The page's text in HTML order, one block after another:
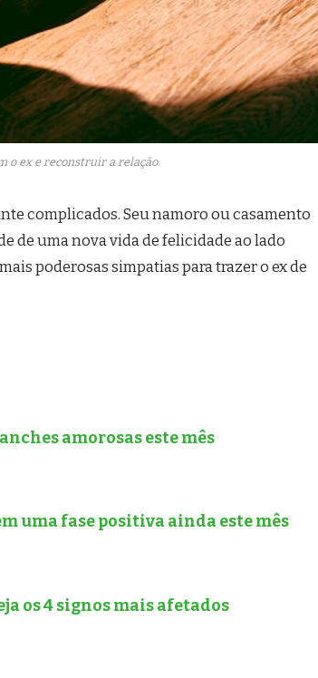
o ex e reconstruir a relação
complicados. Seu namoro ou casamento
de uma nova vida de felicidade ao lado
poderosas simpatias para trazer o ex de
amorosas este mês
uma fase positiva ainda este mês
os 4 signos mais afetados